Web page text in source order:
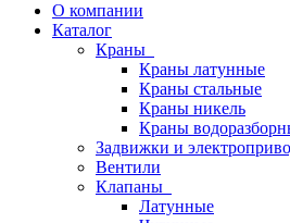
О компании
Каталог
Краны
Краны латунные
Краны стальные
Краны никель
Краны
Задвижки и
Вентили
Клапаны
Латунные